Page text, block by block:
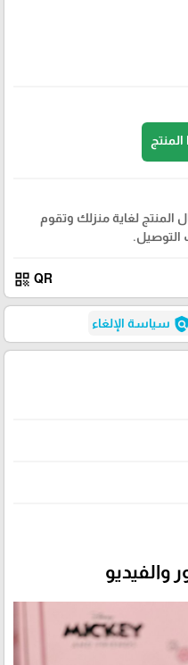
المنتج لغاية منزلك وتقوم
التوصيل.
QR
qr_code
policy سياسة الإلغاء
والفيديو